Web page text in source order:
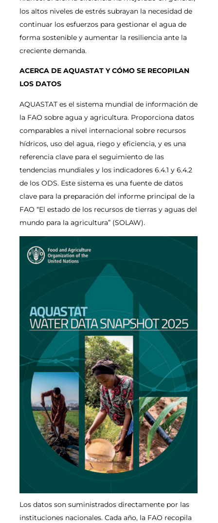
los altos niveles de estrés subrayan la necesidad de
continuar los esfuerzos para gestionar el agua de
forma sostenible y aumentar la resiliencia ante la
creciente demanda.
ACERCA DE AQUASTAT Y CÓMO SE RECOPILAN
LOS DATOS
AQUASTAT es el sistema mundial de información de
la FAO sobre agua y agricultura. Proporciona datos
comparables a nivel internacional sobre recursos
hídricos, uso del agua, riego y eficiencia, y es una
referencia clave para el seguimiento de las
tendencias mundiales y los indicadores 6.4.1 y 6.4.2
de los ODS. Este sistema es una fuente de datos
clave para la preparación del informe principal de la
FAO “El estado de los recursos de tierras y aguas del
mundo para la agricultura” (SOLAW).
Los datos son suministrados directamente por las
instituciones nacionales. Cada año, la FAO recopila